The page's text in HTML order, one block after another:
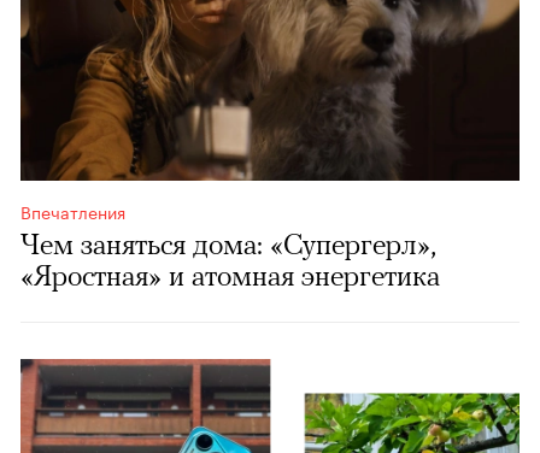
Впечатления
Чем заняться дома: «Супергерл»,
«Яростная» и атомная энергетика